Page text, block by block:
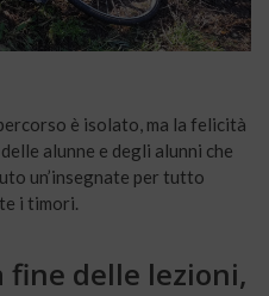
è isolato, ma la felicità
alunne e degli alunni che
un’insegnate per tutto
i timori.
fine delle lezioni,